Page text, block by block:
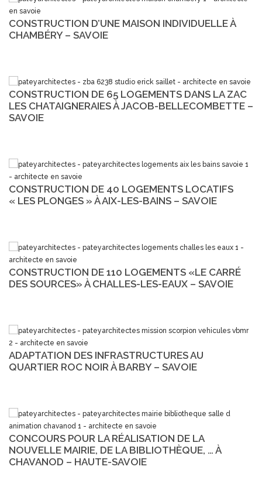
CONSTRUCTION D’UNE MAISON INDIVIDUELLE À
CHAMBÉRY – SAVOIE
CONSTRUCTION DE 65 LOGEMENTS DANS LA ZAC
LES CHATAIGNERAIES À JACOB-BELLECOMBETTE –
SAVOIE
CONSTRUCTION DE 40 LOGEMENTS LOCATIFS
« LES PLONGES » À AIX-LES-BAINS – SAVOIE
CONSTRUCTION DE 110 LOGEMENTS «LE CARRÉ
DES SOURCES» À CHALLES-LES-EAUX – SAVOIE
ADAPTATION DES INFRASTRUCTURES AU
QUARTIER ROC NOIR À BARBY – SAVOIE
CONCOURS POUR LA RÉALISATION DE LA
NOUVELLE MAIRIE, DE LA BIBLIOTHÈQUE, … À
CHAVANOD – HAUTE-SAVOIE